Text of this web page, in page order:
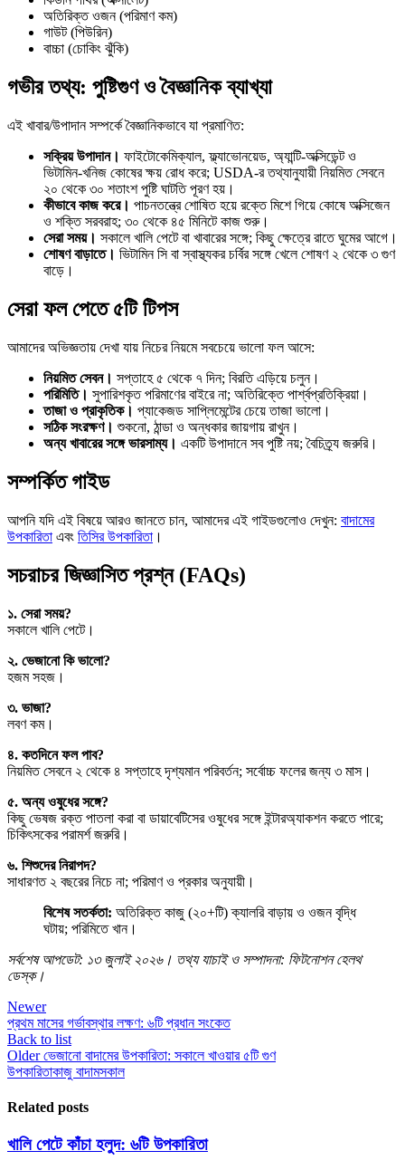
অতিরিক্ত ওজন (পরিমাণ কম)
গাউট (পিউরিন)
বাচ্চা (চোকিং ঝুঁকি)
গভীর তথ্য: পুষ্টিগুণ ও বৈজ্ঞানিক ব্যাখ্যা
এই খাবার/উপাদান সম্পর্কে বৈজ্ঞানিকভাবে যা প্রমাণিত:
সক্রিয় উপাদান। ফাইটোকেমিক্যাল, ফ্ল্যাভোনয়েড, অ্যান্টি-অক্সিডেন্ট ও
ভিটামিন-খনিজ কোষের ক্ষয় রোধ করে; USDA-র তথ্যানুযায়ী নিয়মিত সেবনে
২০ থেকে ৩০ শতাংশ পুষ্টি ঘাটতি পূরণ হয়।
কীভাবে কাজ করে। পাচনতন্ত্রে শোষিত হয়ে রক্তে মিশে গিয়ে কোষে অক্সিজেন
ও শক্তি সরবরাহ; ৩০ থেকে ৪৫ মিনিটে কাজ শুরু।
সেরা সময়। সকালে খালি পেটে বা খাবারের সঙ্গে; কিছু ক্ষেত্রে রাতে ঘুমের আগে।
শোষণ বাড়াতে। ভিটামিন সি বা স্বাস্থ্যকর চর্বির সঙ্গে খেলে শোষণ ২ থেকে ৩ গুণ
বাড়ে।
সেরা ফল পেতে ৫টি টিপস
আমাদের অভিজ্ঞতায় দেখা যায় নিচের নিয়মে সবচেয়ে ভালো ফল আসে:
নিয়মিত সেবন। সপ্তাহে ৫ থেকে ৭ দিন; বিরতি এড়িয়ে চলুন।
পরিমিতি। সুপারিশকৃত পরিমাণের বাইরে না; অতিরিক্তে পার্শ্বপ্রতিক্রিয়া।
তাজা ও প্রাকৃতিক। প্যাকেজড সাপ্লিমেন্টের চেয়ে তাজা ভালো।
সঠিক সংরক্ষণ। শুকনো, ঠান্ডা ও অন্ধকার জায়গায় রাখুন।
অন্য খাবারের সঙ্গে ভারসাম্য। একটি উপাদানে সব পুষ্টি নয়; বৈচিত্র্য জরুরি।
সম্পর্কিত গাইড
আপনি যদি এই বিষয়ে আরও জানতে চান, আমাদের এই গাইডগুলোও দেখুন: বাদামের
উপকারিতা এবং তিসির উপকারিতা ।
সচরাচর জিজ্ঞাসিত প্রশ্ন (FAQs)
১. সেরা সময়?
সকালে খালি পেটে।
২. ভেজানো কি ভালো?
হজম সহজ।
৩. ভাজা?
লবণ কম।
৪. কতদিনে ফল পাব?
নিয়মিত সেবনে ২ থেকে ৪ সপ্তাহে দৃশ্যমান পরিবর্তন; সর্বোচ্চ ফলের জন্য ৩ মাস।
৫. অন্য ওষুধের সঙ্গে?
কিছু ভেষজ রক্ত পাতলা করা বা ডায়াবেটিসের ওষুধের সঙ্গে ইন্টারঅ্যাকশন করতে পারে;
চিকিৎসকের পরামর্শ জরুরি।
৬. শিশুদের নিরাপদ?
সাধারণত ২ বছরের নিচে না; পরিমাণ ও প্রকার অনুযায়ী।
বিশেষ সতর্কতা: অতিরিক্ত কাজু (২০+টি) ক্যালরি বাড়ায় ও ওজন বৃদ্ধি
ঘটায়; পরিমিতে খান।
সর্বশেষ আপডেট: ১৩ জুলাই ২০২৬। তথ্য যাচাই ও সম্পাদনা: ফিটনোশন হেলথ
ডেস্ক।
Newer
প্রথম মাসের গর্ভাবস্থার লক্ষণ: ৬টি প্রধান সংকেত
Back to list
Older ভেজানো বাদামের উপকারিতা: সকালে খাওয়ার ৫টি গুণ
উপকারিতাকাজু বাদামসকাল
Related posts
খালি পেটে কাঁচা হলুদ: ৬টি উপকারিতা